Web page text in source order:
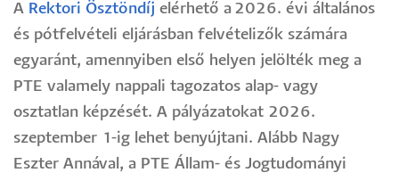
A Rektori Ösztöndíj elérhető a 2026. évi általános
és pótfelvételi eljárásban felvételizők számára
egyaránt, amennyiben első helyen jelölték meg a
PTE valamely nappali tagozatos alap- vagy
osztatlan képzését. A pályázatokat 2026.
szeptember 1-ig lehet benyújtani. Alább Nagy
Eszter Annával, a PTE Állam- és Jogtudományi